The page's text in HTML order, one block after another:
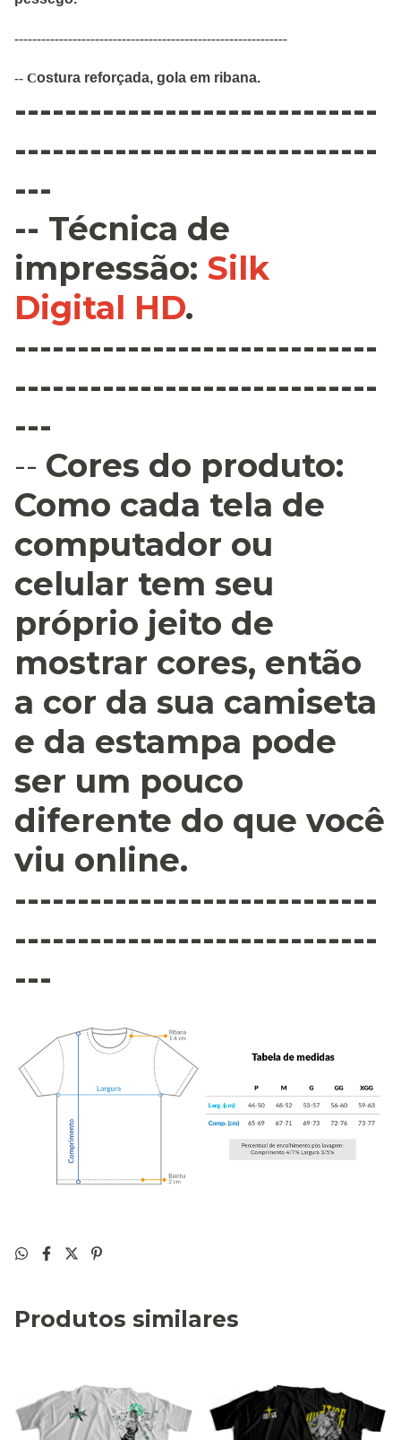
-------------------------------------------------------------
-- Costura reforçada, gola em ribana.
-----------------------------
-----------------------------
---
-- Técnica de
impressão: Silk
Digital HD.
-----------------------------
-----------------------------
---
-- Cores do produto:
Como cada tela de
computador ou
celular tem seu
próprio jeito de
mostrar cores, então
a cor da sua camiseta
e da estampa pode
ser um pouco
diferente do que você
viu online.
-----------------------------
-----------------------------
---
Produtos similares